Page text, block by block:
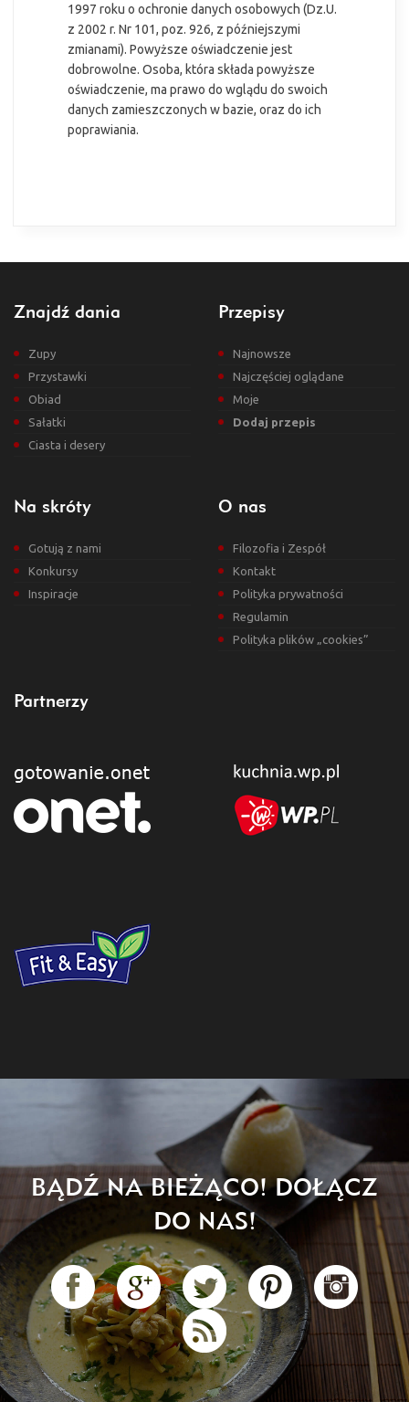
1997 roku o ochronie danych osobowych (Dz.U.
z 2002 r. Nr 101, poz. 926, z późniejszymi
zmianami). Powyższe oświadczenie jest
dobrowolne. Osoba, która składa powyższe
oświadczenie, ma prawo do wglądu do swoich
danych zamieszczonych w bazie, oraz do ich
poprawiania.
Znajdź dania
Zupy
Przystawki
Obiad
Sałatki
Ciasta i desery
Przepisy
Najnowsze
Najczęściej oglądane
Moje
Dodaj przepis
Na skróty
Gotują z nami
Konkursy
Inspiracje
O nas
Filozofia i Zespół
Kontakt
Polityka prywatności
Regulamin
Polityka plików „cookies”
Partnerzy
BĄDŹ NA BIEŻĄCO! DOŁĄCZ
DO NAS!